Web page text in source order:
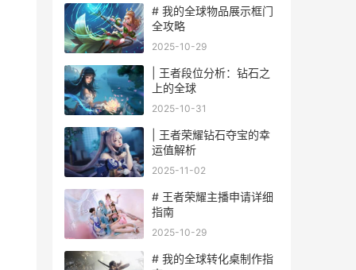
# 我的全球物品展示框门
全攻略
2025-10-29
| 王者段位分析：钻石之
上的全球
2025-10-31
| 王者荣耀钻石夺宝的幸
运值解析
2025-11-02
# 王者荣耀主播申请详细
指南
2025-10-29
# 我的全球转化桌制作指